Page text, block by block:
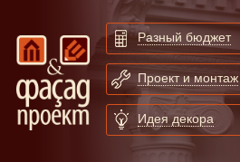
Разный бюджет
Проект и монтаж
Идея декора